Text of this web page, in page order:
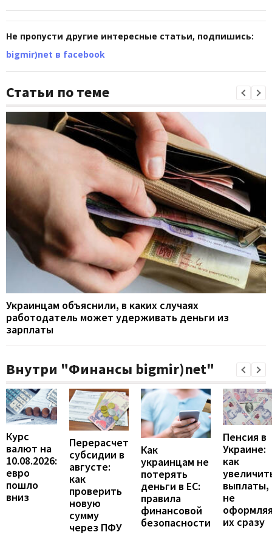
Не пропусти другие интересные статьи, подпишись:
bigmir)net в facebook
Статьи по теме
Украинцам объяснили, в каких случаях
работодатель может удерживать деньги из
зарплаты
Внутри "Финансы bigmir)net"
Курс
валют на
10.08.2026:
евро
пошло
вниз
Перерасчет
субсидии в
августе:
как
проверить
новую
сумму
через ПФУ
Как
украинцам не
потерять
деньги в ЕС:
правила
финансовой
безопасности
Пенсия в
Украине:
как
выплаты,
не
их сразу